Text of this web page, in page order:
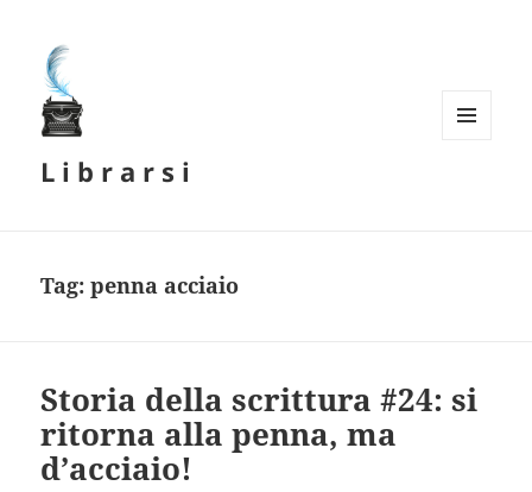
L i b r a r s i
Tag:penna acciaio
Storia della scrittura #24: si
ritorna alla penna, ma
d’acciaio!